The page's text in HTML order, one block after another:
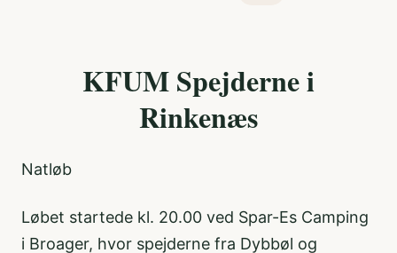
KFUM Spejderne i
Rinkenæs
Natløb
Løbet startede kl. 20.00 ved Spar-Es Camping
i Broager, hvor spejderne fra Dybbøl og